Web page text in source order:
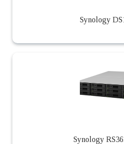
Synology
Synology